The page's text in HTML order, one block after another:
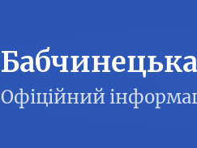
Бабчинецька
Офіційний